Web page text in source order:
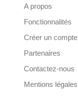
A propos
Fonctionnalités
Créer un compte
Partenaires
Contactez-nous
Mentions légales